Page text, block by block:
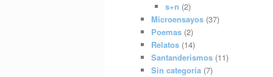
s+n (2)
Microensayos (37)
Poemas (2)
Relatos (14)
Santanderismos (11)
Sin categoría (7)